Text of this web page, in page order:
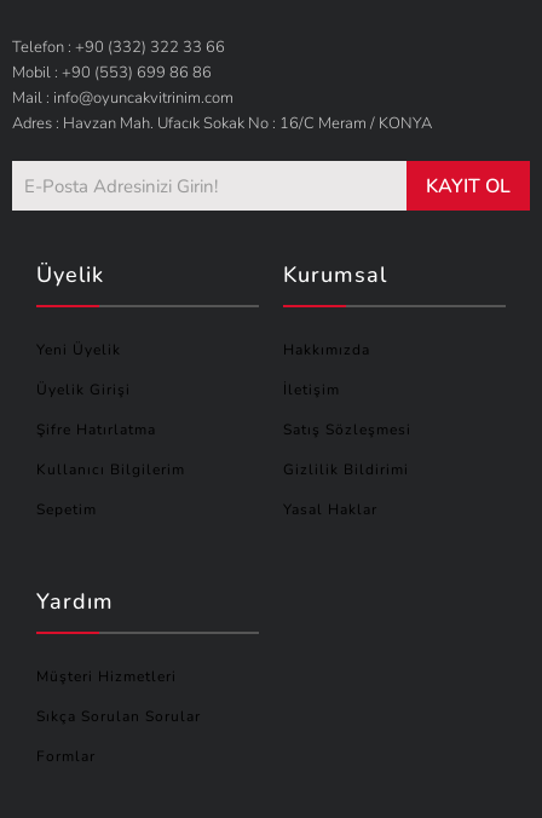
Telefon : +90 (332) 322 33 66
Mobil : +90 (553) 699 86 86
Mail : info@oyuncakvitrinim.com
Adres : Havzan Mah. Ufacık Sokak No : 16/C Meram / KONYA
KAYIT OL
Üyelik
Yeni Üyelik
Üyelik Girişi
Şifre Hatırlatma
Kullanıcı Bilgilerim
Sepetim
Kurumsal
Hakkımızda
İletişim
Satış Sözleşmesi
Gizlilik Bildirimi
Yasal Haklar
Yardım
Müşteri Hizmetleri
Sıkça Sorulan Sorular
Formlar